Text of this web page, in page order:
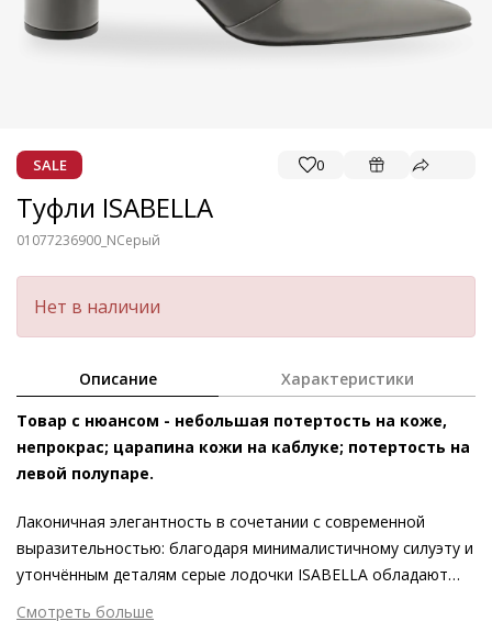
SALE 0
Туфли ISABELLA
01077236900_NСерый
Нет в наличии
Описание Характеристики
Товар с нюансом - небольшая потертость на коже,
непрокрас; царапина кожи на каблуке; потертость на
левой полупаре.
Лаконичная элегантность в сочетании с современной
выразительностью: благодаря минималистичному силуэту и
утончённым деталям серые лодочки ISABELLA обладают
универсальным стилистическим потенциалом.
Смотреть больше